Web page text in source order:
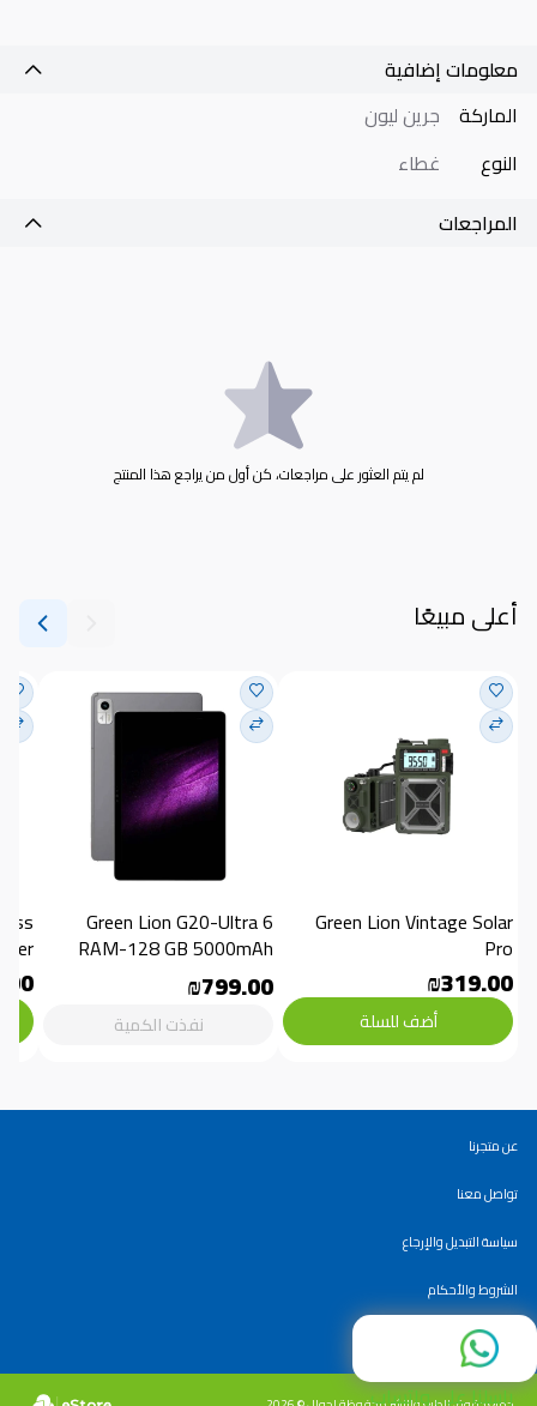
راسلنا على واتساب
معلومات إضافية
الماركة جرين ليون
النوع
غطاء
المراجعات
لم يتم العثور على مراجعات، كن أول من يراجع هذا المنتج
أعلى مبيعًا
Pro
₪319.00
أضف للسلة
RAM-128 GB 5000mAh
₪799.00
نفذت الكمية
عن متجرنا
تواصل معنا
سياسة التبديل والإرجاع
الشروط والأحكام
سياسة الاستخدام